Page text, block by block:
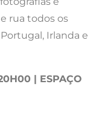
rua todos os
Irlanda e
| ESPAÇO